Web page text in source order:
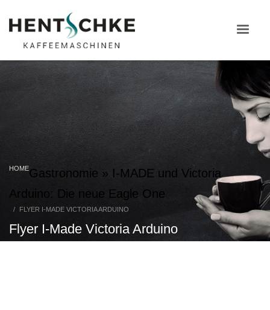
HOMEGastronomie » I-MADE und Victoria
Arduino: Die neue Eagle One
FLYER I-MADE VICTORIA ARDUINO
Flyer I-Made Victoria Arduino